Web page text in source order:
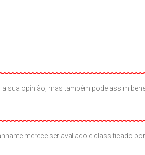
sua opinião, mas também pode assim
merece ser avaliado e classificado por